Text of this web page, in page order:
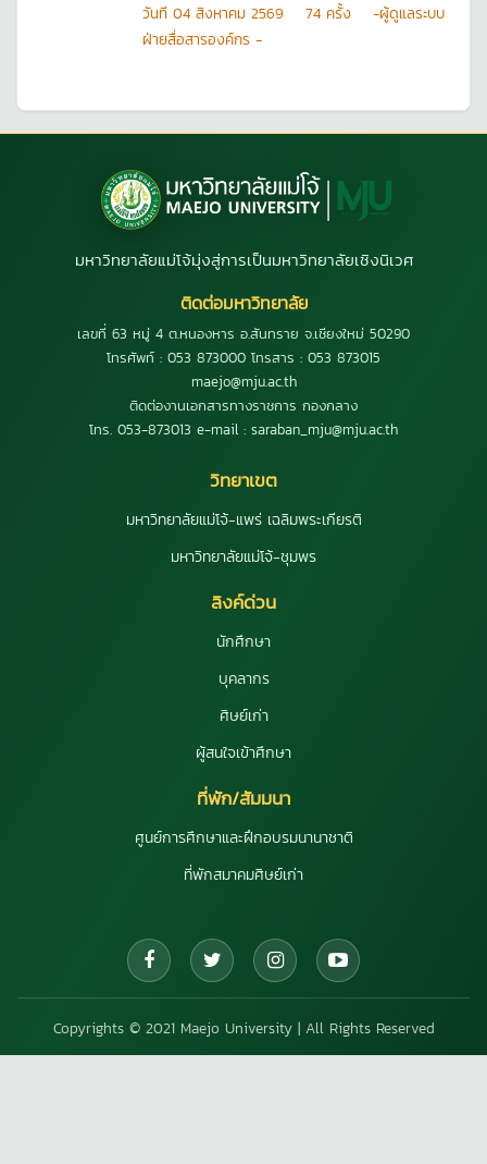
วันที 04 สิงหาคม 2569 74 ครั้ง
-ผู้ดูแลระบบ
ฝ่ายสื่อสารองค์กร -
มหาวิทยาลัยแม่โจ้มุ่งสู่การเป็นมหาวิทยาลัยเชิงนิเวศ
ติดต่อมหาวิทยาลัย
เลขที่ 63 หมู่ 4 ต.หนองหาร อ.สันทราย จ.เชียงใหม่ 50290
โทรศัพท์ : 053 873000 โทรสาร : 053 873015
maejo@mju.ac.th
ติดต่องานเอกสารทางราชการ กองกลาง
โทร. 053-873013 e-mail : saraban_mju@mju.ac.th
วิทยาเขต
มหาวิทยาลัยแม่โจ้-แพร่ เฉลิมพระเกียรติ
มหาวิทยาลัยแม่โจ้-ชุมพร
ลิงค์ด่วน
นักศึกษา
บุคลากร
ศิษย์เก่า
ผู้สนใจเข้าศึกษา
ที่พัก/สัมมนา
ศูนย์การศึกษาและฝึกอบรมนานาชาติ
ที่พักสมาคมศิษย์เก่า
Copyrights © 2021 Maejo University | All Rights Reserved